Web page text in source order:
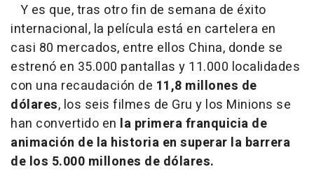
Y es que, tras otro fin de semana de éxito
internacional, la película está en cartelera en
casi 80 mercados, entre ellos China, donde se
estrenó en 35.000 pantallas y 11.000 localidades
con una recaudación de 11,8 millones de
dólares, los seis filmes de Gru y los Minions se
han convertido en la primera franquicia de
animación de la historia en superar la barrera
de los 5.000 millones de dólares.